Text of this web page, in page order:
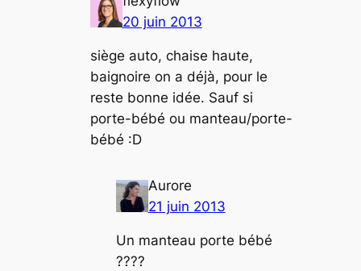
20 juin 2013
siège auto, chaise haute,
baignoire on a déjà, pour le
reste bonne idée. Sauf si
porte-bébé ou manteau/porte-
bébé :D
Aurore
21 juin 2013
Un manteau porte bébé
????